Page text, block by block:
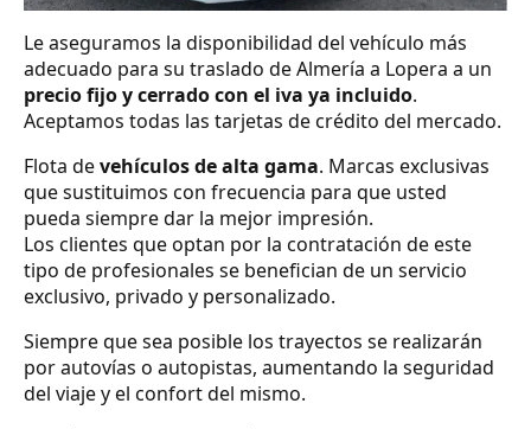
Le aseguramos la disponibilidad del vehículo más
adecuado para su traslado de Almería a Lopera a un
precio fijo y cerrado con el iva ya incluido.
Aceptamos todas las tarjetas de crédito del mercado.
Flota devehículos de alta gama. Marcas exclusivas
que sustituimos con frecuencia para que usted
pueda siempre dar la mejor impresión.
Los clientes que optan por la contratación de este
tipo de profesionales se benefician de un servicio
exclusivo, privado y personalizado.
Siempre que sea posible los trayectos se realizarán
por autovías o autopistas, aumentando la seguridad
del viaje y el confort del mismo.